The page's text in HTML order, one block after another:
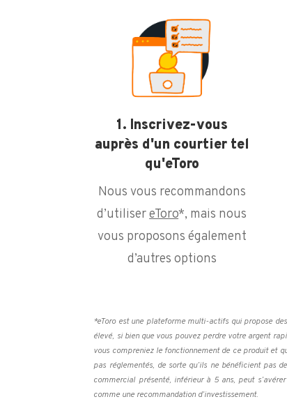
1. Inscrivez-vous
auprès d'un courtier tel
qu'eToro
Nous vous recommandons
d’utilisereToro*, mais nous
vous proposons également
d’autres options
*eToro est une plateforme multi-actifs qui propose
élevé, si bien que vous pouvez perdre votre argent
vous compreniez le fonctionnement de ce produit et
pas réglementés, de sorte qu’ils ne bénéficient pas
commercial présenté, inférieur à 5 ans, peut
comme une recommandation d’investissement.